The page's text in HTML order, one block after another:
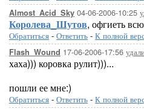
Almost_Acid_Sky 04-06-2006-10:25
Королева_Шутов, офгиеть
Обратиться - Ответить - К полной
Flash_Wound 17-06-2006-17:56
хаха))) коровка рулит)))...
пошли ее мне:)
Обратиться - Ответить - К полной